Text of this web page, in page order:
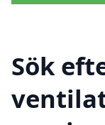
Sök